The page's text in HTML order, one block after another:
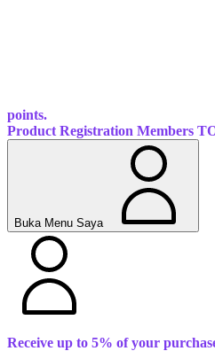
points.
Product Registration Members
Buka Menu Saya
Receive up to 5% of your